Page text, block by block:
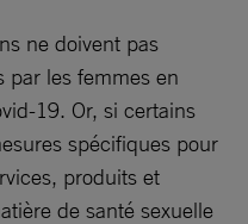
ne doivent pas
par les femmes en
19. Or, si certains
spécifiques pour
produits et
de santé sexuelle